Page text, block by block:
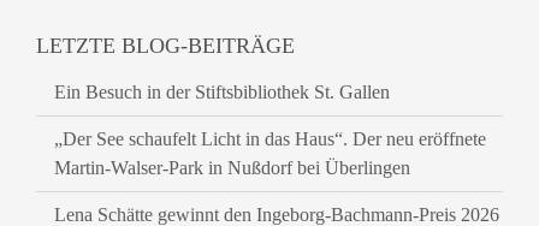
LETZTE BLOG-BEITRÄGE
Ein Besuch in der Stiftsbibliothek St. Gallen
„Der See schaufelt Licht in das Haus“. Der neu eröffnete
Martin-Walser-Park in Nußdorf bei Überlingen
Lena Schätte gewinnt den Ingeborg-Bachmann-Preis 2026